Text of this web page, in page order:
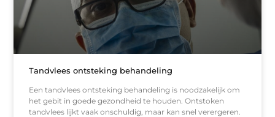
Tandvlees ontsteking behandeling
Een tandvlees ontsteking behandeling is noodzakelijk om
het gebit in goede gezondheid te houden. Ontstoken
tandvlees lijkt vaak onschuldig, maar kan snel verergeren.